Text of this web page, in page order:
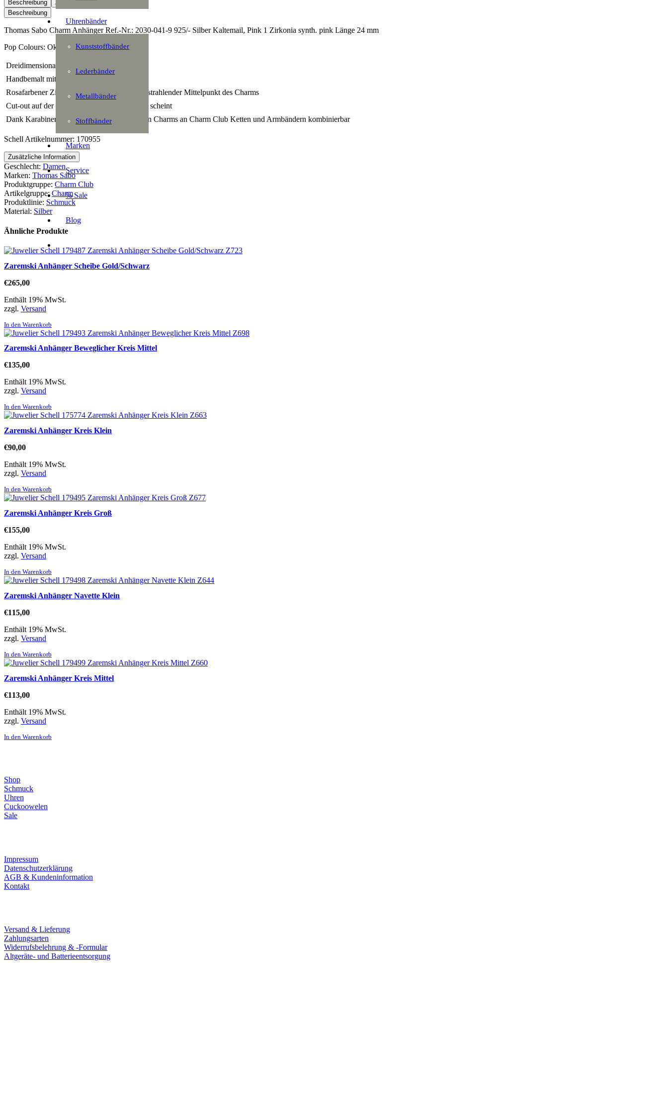
Uhrenbänder
Kunststoffbänder
Lederbänder
Metallbänder
Stoffbänder
Marken
Service
% Sale
Blog
Menge
Beschreibung
Zusätzliche Information
Beschreibung
Thomas Sabo Charm Anhänger Ref.-Nr.: 2030-041-9 925/- Silber Kaltemail, Pink 1 Zirkonia synth. pink Länge 24 mm
Pop Colours: Oktagon-Charm
 Dreidimensional gestalteter Oktagon-Charm
 Handbemalt mit Kaltemaille in Rosa
 Rosafarbener Zirkonia im Oktagonschliff als strahlender Mittelpunkt des Charms
 Cut-out auf der Rückseite, wodurch der Stein scheint
 Dank Karabinerhaken individuell mit weiteren Charms an Charm Club Ketten und Armbändern kombinierbar
Schell Artikelnummer: 170955
Zusätzliche Information
Geschlecht: Damen
Marken: Thomas Sabo
Produktgruppe: Charm Club
Artikelgruppe:Charm
Produktlinie: Schmuck
Material: Silber
Ähnliche Produkte
Zaremski Anhänger Scheibe Gold/Schwarz
€265,00
Enthält 19% MwSt.
zzgl. Versand
In den Warenkorb
Zaremski Anhänger Beweglicher Kreis Mittel
€135,00
Enthält 19% MwSt.
zzgl. Versand
In den Warenkorb
Zaremski Anhänger Kreis Klein
€90,00
Enthält 19% MwSt.
zzgl. Versand
In den Warenkorb
Zaremski Anhänger Kreis Groß
€155,00
Enthält 19% MwSt.
zzgl. Versand
In den Warenkorb
Zaremski Anhänger Navette Klein
€115,00
Enthält 19% MwSt.
zzgl. Versand
In den Warenkorb
Zaremski Anhänger Kreis Mittel
€113,00
Enthält 19% MwSt.
zzgl. Versand
In den Warenkorb
Shop
Schmuck
Uhren
Cuckoowelen
Sale
Impressum
Datenschutzerklärung
AGB & Kundeninformation
Kontakt
Versand & Lieferung
Zahlungsarten
Widerrufsbelehrung & -Formular
Altgeräte- und Batterieentsorgung